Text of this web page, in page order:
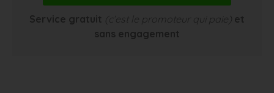
Service gratuit (c’est le promoteur qui paie) et
sans engagement